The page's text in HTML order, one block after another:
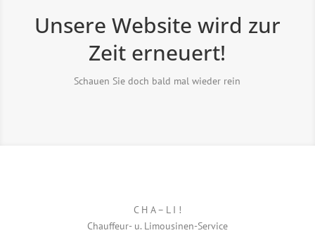
Unsere Website wird zur
Zeit erneuert!
Schauen Sie doch bald mal wieder rein
C H A – L I !
Chauffeur- u. Limousinen-Service